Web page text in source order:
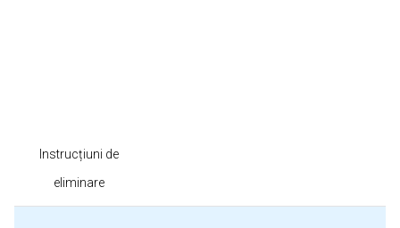
Instrucțiuni de
eliminare